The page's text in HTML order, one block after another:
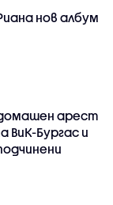
нов албум
арест
ВиК-Бургас и